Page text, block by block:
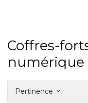
Coffres-
numérique
Pertinence keyboard_arrow_down